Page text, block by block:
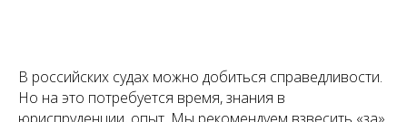
В российских судах можно добиться справедливости.
Но на это потребуется время, знания в